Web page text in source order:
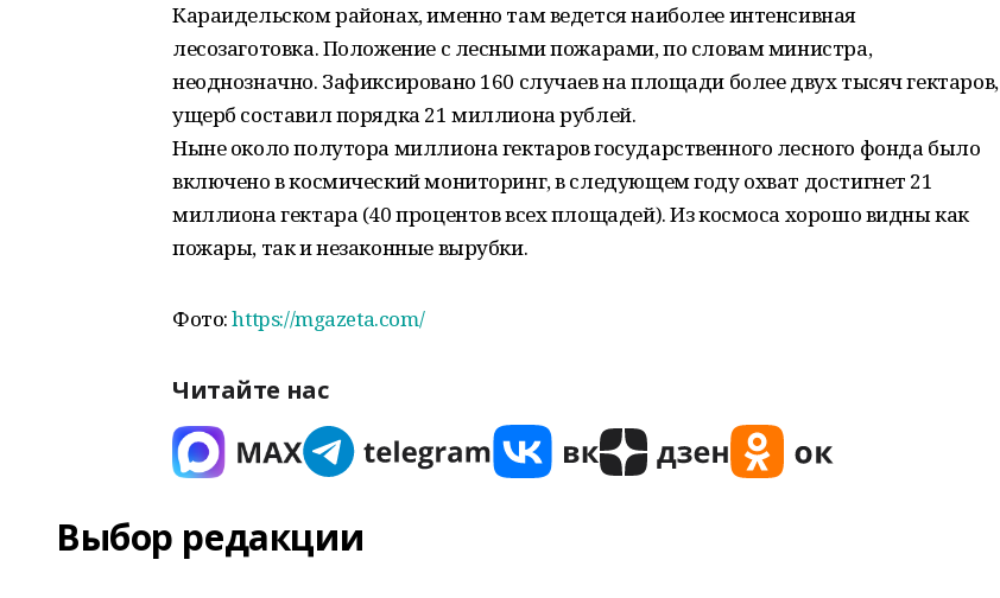
Караидельском районах, именно там ведется наиболее интенсивная
лесозаготовка. Положение с лесными пожарами, по словам министра,
неоднозначно. Зафиксировано 160 случаев на площади более двух тысяч гектаров,
ущерб составил порядка 21 миллиона рублей.
Ныне около полутора миллиона гектаров государственного лесного фонда было
включено в космический мониторинг, в следующем году охват достигнет 21
миллиона гектара (40 процентов всех площадей). Из космоса хорошо видны как
пожары, так и незаконные вырубки.
Фото:https://mgazeta.com/
Читайте нас
Выбор редакции